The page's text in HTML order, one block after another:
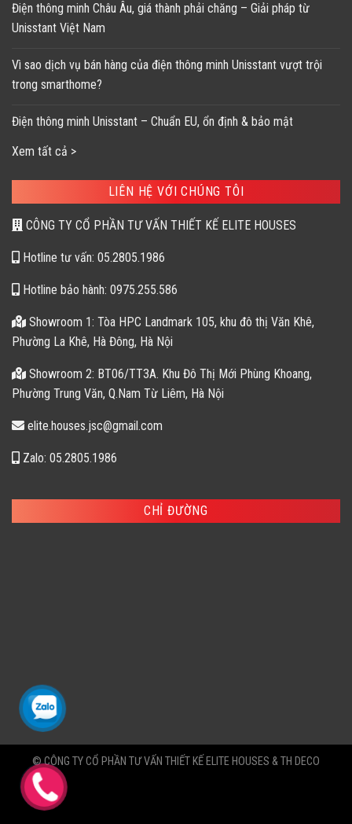
Điện thông minh Châu Âu, giá thành phải chăng – Giải pháp từ
Unisstant Việt Nam
Vì sao dịch vụ bán hàng của điện thông minh Unisstant vượt trội
trong smarthome?
Điện thông minh Unisstant – Chuẩn EU, ổn định & bảo mật
Xem tất cả >
LIÊN HỆ VỚI CHÚNG TÔI
CÔNG TY CỔ PHẦN TƯ VẤN THIẾT KẾ ELITE HOUSES
Hotline tư vấn: 05.2805.1986
Hotline bảo hành: 0975.255.586
Showroom 1: Tòa HPC Landmark 105, khu đô thị Văn Khê,
Phường La Khê, Hà Đông, Hà Nội
Showroom 2: BT06/TT3A. Khu Đô Thị Mới Phùng Khoang,
Phường Trung Văn, Q.Nam Từ Liêm, Hà Nội
elite.houses.jsc@gmail.com
Zalo: 05.2805.1986
CHỈ ĐƯỜNG
© CÔNG TY CỔ PHẦN TƯ VẤN THIẾT KẾ ELITE HOUSES & TH DECO